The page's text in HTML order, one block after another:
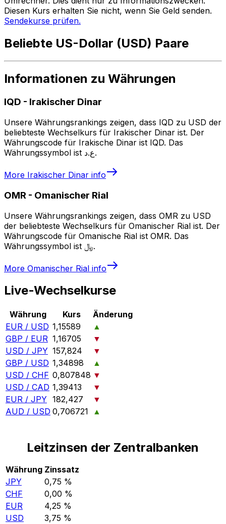
Diesen Kurs erhalten Sie nicht, wenn Sie Geld senden.
Sendekurse prüfen.
Beliebte US-Dollar (USD) Paare
Informationen zu Währungen
IQD - Irakischer Dinar
Unsere Währungsrankings zeigen, dass IQD zu USD der
beliebteste Wechselkurs für Irakischer Dinar ist. Der
Währungscode für Irakische Dinar ist IQD. Das
Währungssymbol ist ع.د.
More Irakischer Dinar info
OMR - Omanischer Rial
Unsere Währungsrankings zeigen, dass OMR zu USD
der beliebteste Wechselkurs für Omanischer Rial ist. Der
Währungscode für Omanische Rial ist OMR. Das
Währungssymbol ist ﷼.
More Omanischer Rial info
Live-Wechselkurse
Währung Kurs
Änderung
EUR / USD 1,15589
▲
GBP / EUR 1,16705
▼
USD / JPY 157,824
▼
GBP / USD 1,34898
▲
USD / CHF 0,807848 ▼
USD / CAD 1,39413
▼
EUR / JPY 182,427
▼
AUD / USD 0,706721 ▲
Leitzinsen der Zentralbanken
Währung Zinssatz
JPY
0,75 %
CHF
0,00 %
EUR
4,25 %
USD
3,75 %